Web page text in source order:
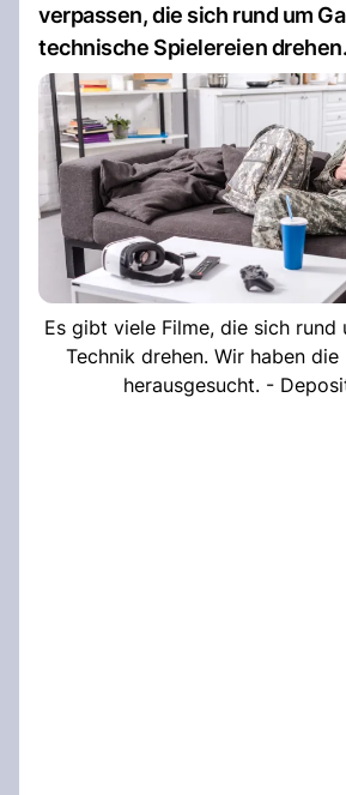
verpassen, die sich rund um
technische Spielereien drehen.
Es gibt viele Filme, die sich rund
Technik drehen. Wir haben
herausgesucht. -